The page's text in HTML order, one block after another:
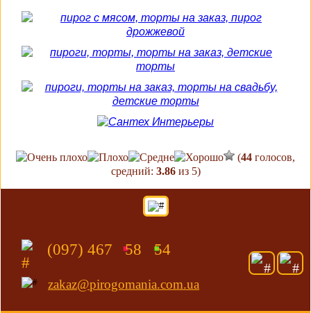
(44 голосов,
средний: 3.86из 5)
(097) 467 58 54
zakaz@pirogomania.com.ua